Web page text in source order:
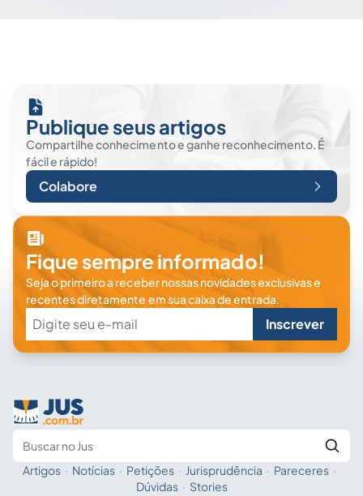
Publique seus artigos
Compartilhe conhecimento e ganhe reconhecimento. É
fácil e rápido!
Colabore
Fique sempre informado!
Seja o primeiro a receber nossas novidades exclusivas e
recentes diretamente em sua caixa de entrada.
Inscrever
Fale com a IA
Artigos · Notícias · Petições · Jurisprudência · Pareceres ·
Dúvidas · Stories